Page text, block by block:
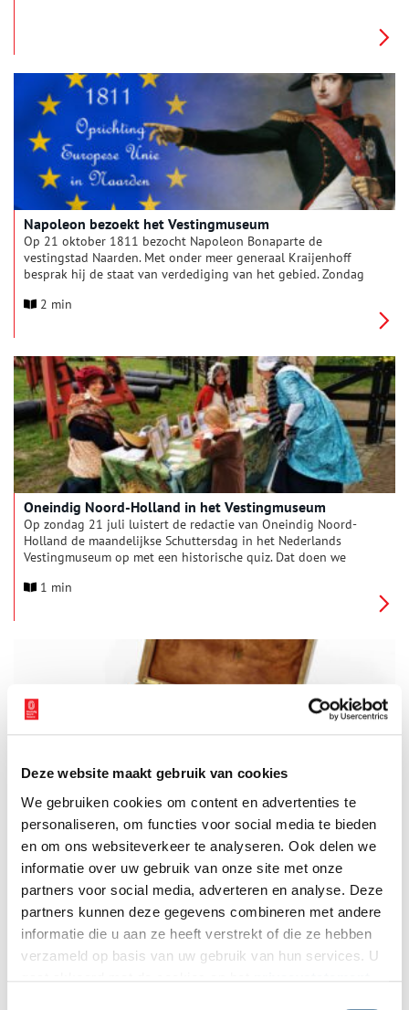
Deze website maakt gebruik van cookies
We gebruiken cookies om content en advertenties te
personaliseren, om functies voor social media te bieden
en om ons websiteverkeer te analyseren. Ook delen we
informatie over uw gebruik van onze site met onze
partners voor social media, adverteren en analyse. Deze
partners kunnen deze gegevens combineren met andere
informatie die u aan ze heeft verstrekt of die ze hebben
verzameld op basis van uw gebruik van hun services. U
Napoleon bezoekt het Vestingmuseum
Op 21 oktober 1811 bezocht Napoleon Bonaparte de
vestingstad Naarden. Met onder meer generaal Kraijenhoff
besprak hij de staat van verdediging van het gebied. Zondag
Vestingmuseum. Het is die dag ook de maandelijkse
2 min
Oneindig Noord-Holland in het Vestingmuseum
Op zondag 21 juli luistert de redactie van Oneindig Noord-
Holland de maandelijkse Schuttersdag in het Nederlands
Vestingmuseum op met een historische quiz. Dat doen we
1 min
Verlichting
Cornelis Krayenhoff (1758-1840) staat bekend als de architect
van de Stelling van Amsterdam en als initiatiefnemer van de
Nieuwe Hollandse Waterlinie. Slechts weinig mensen weten dat
hij ook geneeskunde gestudeerd heeft en vanaf 1785 als arts
in Amsterdam werkte. Tot zijn medische instrumenten
behoorde een set voor aderlatingen. Maar werd deze
middeleeuwse methode nog wel toegepast in Krayenhoffs tijd?